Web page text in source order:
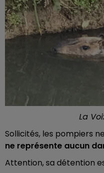
La
Sollicités, les pompiers
ne représente aucun
Attention, sa détention